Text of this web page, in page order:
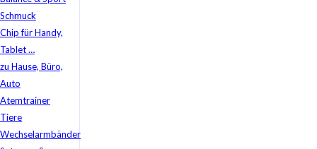
Schmuck
Chip für Handy,
Tablet …
zu Hause, Büro,
Auto
Atemtrainer
Tiere
Wechselarmbänder